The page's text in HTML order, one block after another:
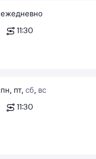
ежедневно
11:30
пн, пт, сб, вс
11:30